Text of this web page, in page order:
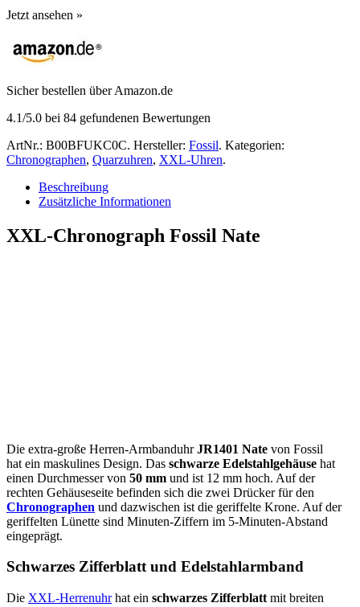
Jetzt ansehen »
Sicher bestellen über Amazon.de
4.1/5.0 bei 84 gefundenen Bewertungen
ArtNr.: B00BFUKC0C. Hersteller: Fossil. Kategorien:
Chronographen, Quarzuhren, XXL-Uhren.
Beschreibung
Zusätzliche Informationen
XXL-Chronograph Fossil Nate
Die extra-große Herren-ArmbanduhrJR1401 Nate von Fossil
hat ein maskulines Design. Das schwarze Edelstahlgehäuse hat
einen Durchmesser von 50 mm und ist 12 mm hoch. Auf der
rechten Gehäuseseite befinden sich die zwei Drücker für den
Chronographen und dazwischen ist die geriffelte Krone. Auf der
geriffelten Lünette sind Minuten-Ziffern im 5-Minuten-Abstand
eingeprägt.
Schwarzes Zifferblatt und Edelstahlarmband
Die XXL-Herrenuhrhat ein schwarzes Zifferblatt mit breiten